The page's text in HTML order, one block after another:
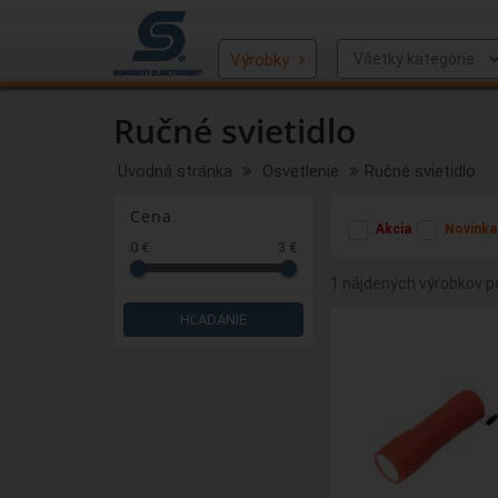
Výrobky
Ručné svietidlo
Úvodná stránka Osvetlenie Ručné svietidlo
Cena
0 € 3 €
HĽADANIE
Akcia Novinka
1 nájdených výrobkov